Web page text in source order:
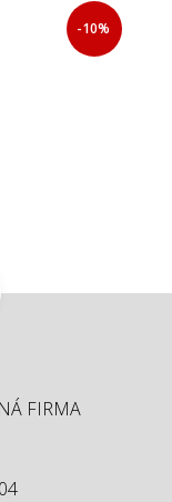
-10%
FIRMA